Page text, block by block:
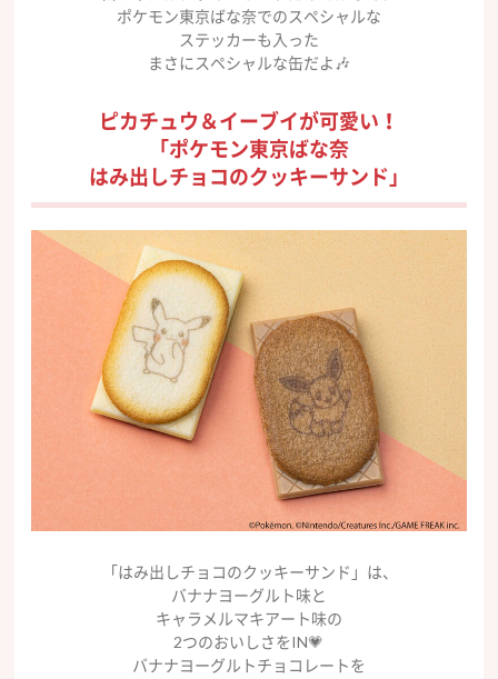
ポケモン東京ばな奈でのスペシャルな
ステッカーも入った
まさにスペシャルな缶だよ🎶
ピカチュウ＆イーブイが可愛い！
「ポケモン東京ばな奈
はみ出しチョコのクッキーサンド」
「はみ出しチョコのクッキーサンド」は、
バナナヨーグルト味と
キャラメルマキアート味の
2つのおいしさをIN💗
バナナヨーグルトチョコレートを